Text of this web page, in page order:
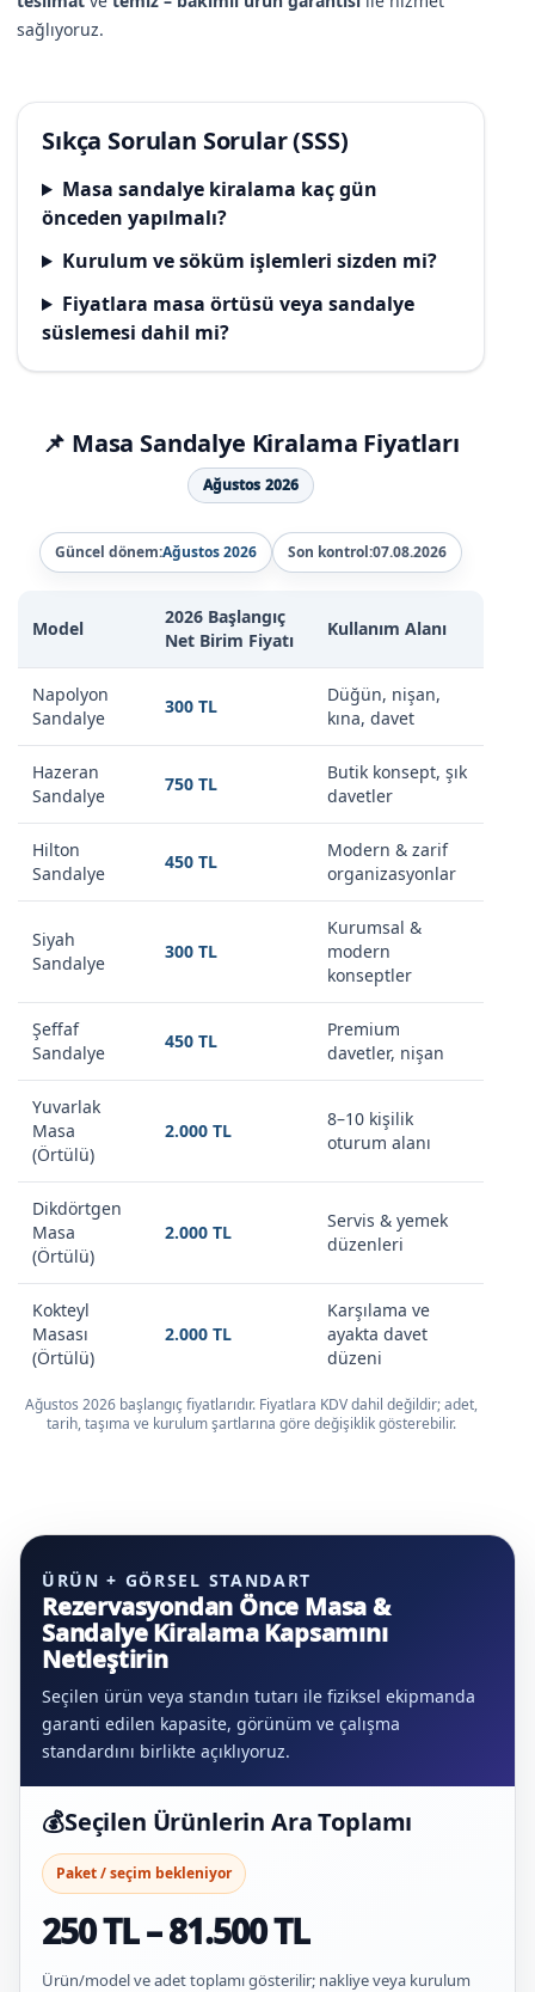
sağlıyoruz.
Sıkça Sorulan Sorular (SSS)
Masa sandalye kiralama kaç gün
önceden yapılmalı?
Kurulum ve söküm işlemleri sizden mi?
Fiyatlara masa örtüsü veya sandalye
süslemesi dahil mi?
📌 Masa Sandalye Kiralama Fiyatları
Ağustos 2026
Güncel dönem:Ağustos 2026 Son kontrol:07.08.2026
Model
2026 Başlangıç
Net Birim Fiyatı
Kullanım Alanı
Napolyon
Sandalye
300 TL
Düğün, nişan,
kına, davet
Hazeran
Sandalye
750 TL
Butik konsept, şık
davetler
Hilton
Sandalye
450 TL
Modern & zarif
organizasyonlar
Siyah
Sandalye
300 TL
Kurumsal &
modern
konseptler
Şeffaf
Sandalye
450 TL
Premium
davetler, nişan
Yuvarlak
Masa
(Örtülü)
2.000 TL
8–10 kişilik
oturum alanı
Dikdörtgen
Masa
(Örtülü)
2.000 TL
Servis & yemek
düzenleri
Kokteyl
Masası
(Örtülü)
2.000 TL
Karşılama ve
ayakta davet
düzeni
Ağustos 2026 başlangıç fiyatlarıdır. Fiyatlara KDV dahil değildir; adet,
tarih, taşıma ve kurulum şartlarına göre değişiklik gösterebilir.
ÜRÜN + GÖRSEL STANDART
Rezervasyondan Önce Masa &
Sandalye Kiralama Kapsamını
Netleştirin
Seçilen ürün veya standın tutarı ile fiziksel ekipmanda
garanti edilen kapasite, görünüm ve çalışma
standardını birlikte açıklıyoruz.
💰Seçilen Ürünlerin Ara Toplamı
Paket / seçim bekleniyor
250 TL – 81.500 TL
Ürün/model ve adet toplamı gösterilir; nakliye veya kurulum